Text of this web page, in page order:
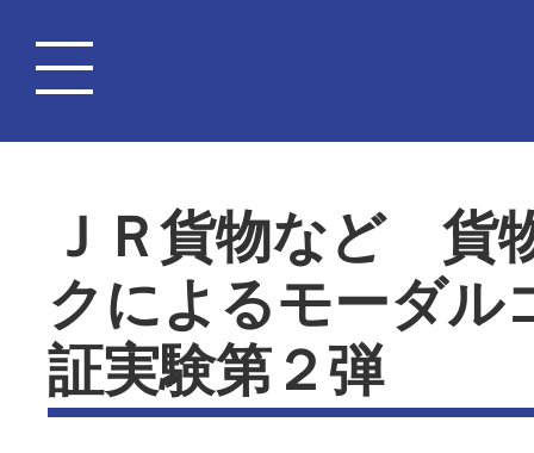
ＪＲ貨物など 貨
クによるモーダル
証実験第２弾